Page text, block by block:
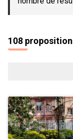
108